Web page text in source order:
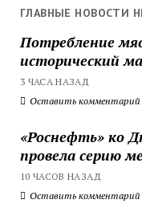
ГЛАВНЫЕ НОВОСТИ
Потребление
исторический
3 ЧАСА НАЗАД
Оставить комментарий
«Роснефть» ко
провела серию
10 ЧАСОВ НАЗАД
Оставить комментарий